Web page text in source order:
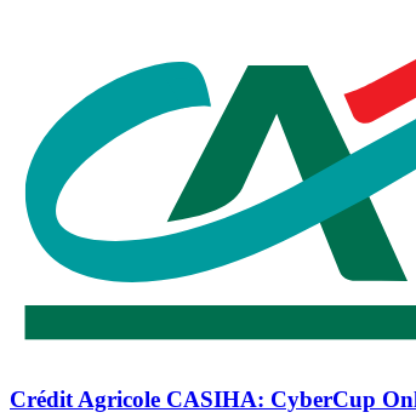
Crédit Agricole CASIHA: CyberCup